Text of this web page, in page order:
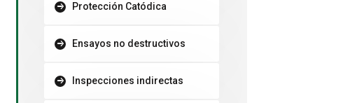
Protección Catódica
Ensayos no destructivos
Inspecciones indirectas